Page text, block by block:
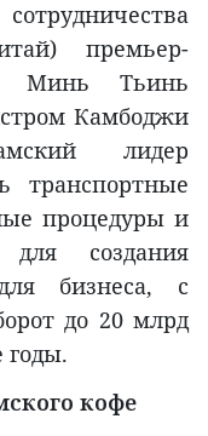
премьер-
Минь Тьинь
Камбоджи
лидер
транспортные
процедуры и
для создания
бизнеса, с
до 20 млрд
кофе